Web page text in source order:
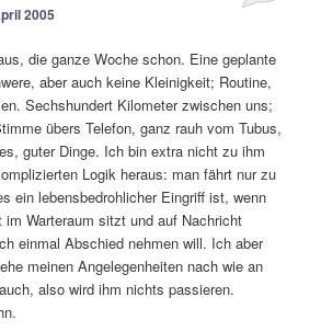
2005
die ganze Woche schon. Eine geplante
aber auch keine Kleinigkeit; Routine,
Sechshundert Kilometer zwischen uns;
übers Telefon, ganz rauh vom Tubus,
guter Dinge. Ich bin extra nicht zu ihm
Logik heraus: man fährt nur zu
ein lebensbedrohlicher Eingriff ist, wenn
im Warteraum sitzt und auf Nachricht
einmal Abschied nehmen will. Ich aber
meinen Angelegenheiten nach wie an
also wird ihm nichts passieren.